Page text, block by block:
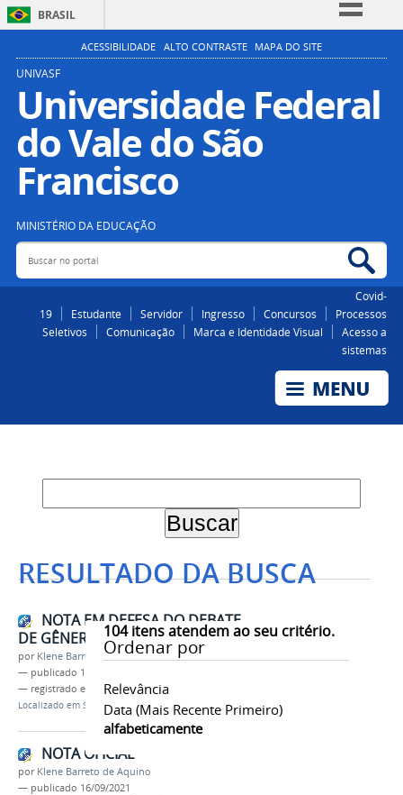
BRASIL
Simplifique!
Participe
Acesso à informação
Legislação
ACESSIBILIDADE ALTO CONTRASTE MAPA DO SITE
UNIVASF
Universidade Federal
do Vale do São
Francisco
MINISTÉRIO DA EDUCAÇÃO
Buscar no portal
Covid-
19
Estudante Servidor Ingresso Concursos
Processos
Seletivos
Comunicação Marca e Identidade Visual
Acesso a
sistemas
RESULTADO DA BUSCA
104itens atendem ao seu critério.
Ordenar por
Relevância
Data (mais Recente Primeiro)
alfabeticamente
NOTA EM DEFESA DO DEBATE
DE GÊNERO NA EDUCAÇÃO
por Klene Barreto de Aquino
— publicado 15/12/2017
— registrado em:
Univasf,Notícias-SEAC-GR
Localizado em SEAC-GR /Notícias-SEAC-GR
NOTA OFICIAL
por Klene Barreto de Aquino
— publicado 16/09/2021